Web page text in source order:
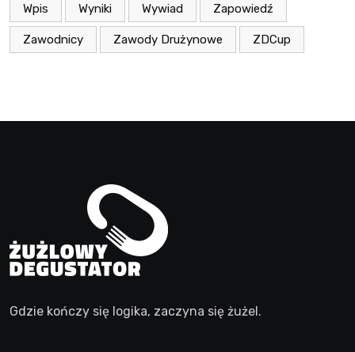
Wpis Wyniki Wywiad Zapowiedź
Zawodnicy Zawody Drużynowe ZDCup
Gdzie kończy się logika, zaczyna się żużel.